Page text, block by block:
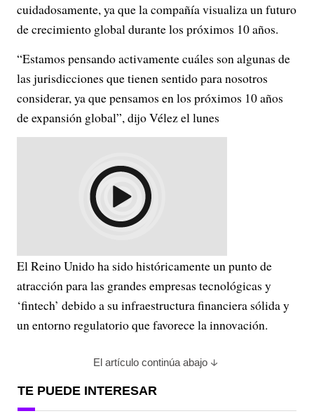
cuidadosamente, ya que la compañía visualiza un futuro
de crecimiento global durante los próximos 10 años.
“Estamos pensando activamente cuáles son algunas de
las jurisdicciones que tienen sentido para nosotros
considerar, ya que pensamos en los próximos 10 años
de expansión global”, dijo Vélez el lunes
El Reino Unido ha sido históricamente un punto de
atracción para las grandes empresas tecnológicas y
‘fintech’ debido a su infraestructura financiera sólida y
un entorno regulatorio que favorece la innovación.
El artículo continúa abajo
TE PUEDE INTERESAR